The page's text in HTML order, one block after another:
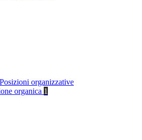
Posizioni organizzative
organica 1